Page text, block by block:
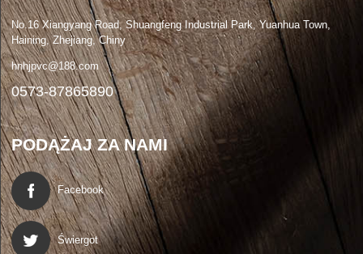
No.16 Xiangyang Road, Shuangfeng Industrial Park, Yuanhua Town,
Haining, Zhejiang, Chiny
hnhjpvc@188.com
0573-87865890
PODĄŻAJ ZA NAMI
Facebook
Świergot